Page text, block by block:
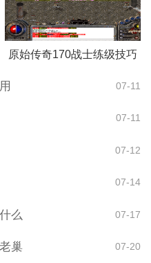
原始传奇170战士练级技巧
07-11
07-11
07-12
07-14
么 07-17
巢 07-20